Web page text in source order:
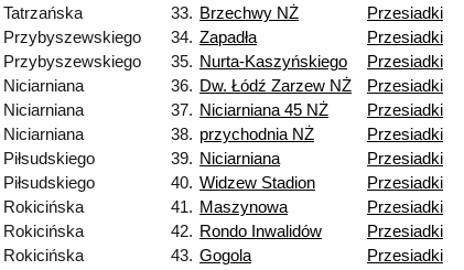
Tatrzańska
33. Brzechwy NŻ
Przesiadki
Przybyszewskiego
34. Zapadła
Przesiadki
Przybyszewskiego
35. Nurta-Kaszyńskiego
Przesiadki
Niciarniana
36. Dw. Łódź Zarzew NŻ
Przesiadki
Niciarniana
37. Niciarniana 45 NŻ
Przesiadki
Niciarniana
38. przychodnia NŻ
Przesiadki
Piłsudskiego
39. Niciarniana
Przesiadki
Piłsudskiego
40. Widzew Stadion
Przesiadki
Rokicińska
41. Maszynowa
Przesiadki
Rokicińska
42. Rondo Inwalidów
Przesiadki
Rokicińska
43. Gogola
Przesiadki